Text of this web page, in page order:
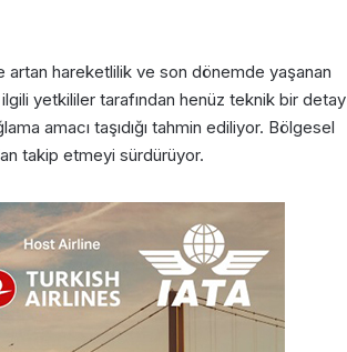
artan hareketlilik ve son dönemde yaşanan
ilgili yetkililer tarafından henüz teknik bir detay
amacı taşıdığı tahmin ediliyor. Bölgesel
takip etmeyi sürdürüyor.